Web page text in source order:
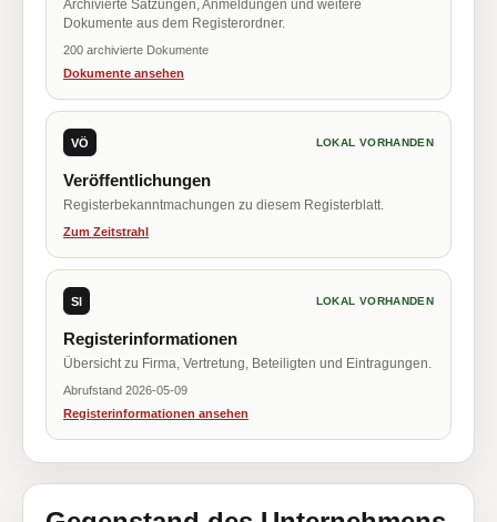
Archivierte Satzungen, Anmeldungen und weitere
Dokumente aus dem Registerordner.
200 archivierte Dokumente
Dokumente ansehen
VÖ LOKAL VORHANDEN
Veröffentlichungen
Registerbekanntmachungen zu diesem Registerblatt.
Zum Zeitstrahl
SI LOKAL VORHANDEN
Registerinformationen
Übersicht zu Firma, Vertretung, Beteiligten und Eintragungen.
Abrufstand 2026-05-09
Registerinformationen ansehen